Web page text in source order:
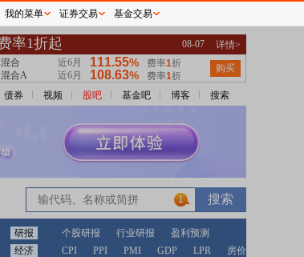
债券 视频 股吧 基金吧 博客 搜索
1
研报 个股研报 行业研报
盈利预测
经济 CPI PPI PMI GDP LPR 房价
我的菜单 证券交易 基金交易